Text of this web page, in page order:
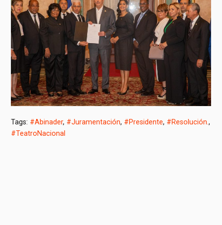
Tags: #Abinader, #Juramentación, #Presidente, #Resolución.,
#TeatroNacional